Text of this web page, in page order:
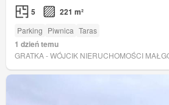
5 221 m²
Parking Piwnica Taras
1 dzień temu
GRATKA - WÓJCIK NIERUCHOMOŚCI